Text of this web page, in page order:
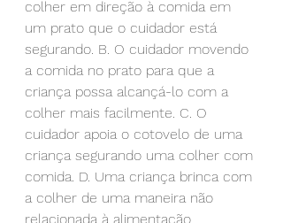
colher em direção à comida em
um prato que o cuidador está
segurando. B. O cuidador movendo
a comida no prato para que a
criança possa alcançá-lo com a
colher mais facilmente. C. O
cuidador apoia o cotovelo de uma
criança segurando uma colher com
comida. D. Uma criança brinca com
a colher de uma maneira não
relacionada à alimentação